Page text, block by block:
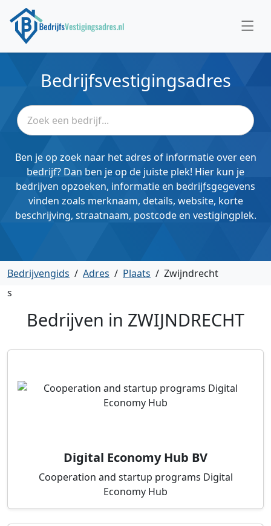
Bedrijfsvestigingsadres
Ben je op zoek naar het adres of informatie over een
bedrijf? Dan ben je op de juiste plek! Hier kun je
bedrijven opzoeken, informatie en bedrijfsgegevens
vinden zoals merknaam, details, website, korte
beschrijving, straatnaam, postcode en vestigingplek.
Bedrijvengids / Adres / Plaats / Zwijndrecht
s
Bedrijven in ZWIJNDRECHT
Digital Economy Hub BV
Cooperation and startup programs Digital
Economy Hub